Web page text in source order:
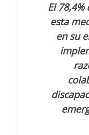
El
esta
en su